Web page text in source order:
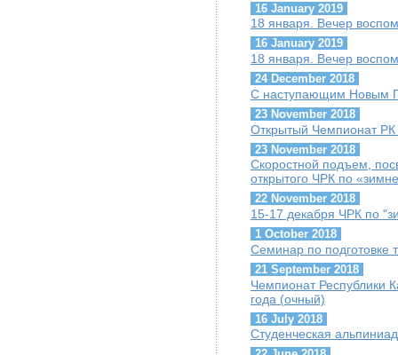
16 January 2019
18 января. Вечер
16 January 2019
18 января. Вечер
24 December 2018
С наступающим Новым
23 November 2018
Открытый Чемпионат РК
23 November 2018
Скоростной подъем,
открытого ЧРК по
22 November 2018
15-17 декабря ЧРК по
1 October 2018
Семинар по подготовке
21 September 2018
Чемпионат Республики
года (очный)
16 July 2018
Студенческая